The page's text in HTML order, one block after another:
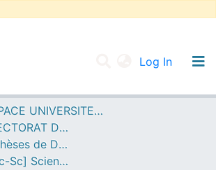
Log In
D.L SIDI BEL ABBES
--> DSPACE UNIVERSITE DJILALLI LIABES DE SIDI BEL ABBES
A--> VICE-RECTORAT DE LA POST-GRADUATION
2- [ VRPG] Thèses de Doctorat en Sciences
- [ VRPG-Doc-Sc] Sciences économiques --- علوم إقتصادية